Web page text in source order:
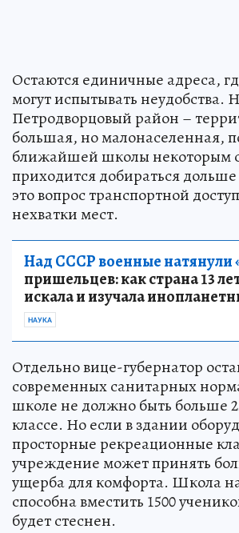
Остаются единичные адреса,
могут испытывать неудобства.
Петродворцовый район –
большая, но малонаселенная,
ближайшей школы некоторым
приходится добираться
это вопрос транспортной
нехватки мест.
Над СССР военные натянули
пришельцев: как страна 13
искала и изучала
НАУКА
Отдельно вице-губернатор
современных санитарных
школе не должно быть больше
классе. Но если в здании
просторные рекреационные
учреждение может принять
ущерба для комфорта. Школа на
способна вместить 1500
будет стеснен.